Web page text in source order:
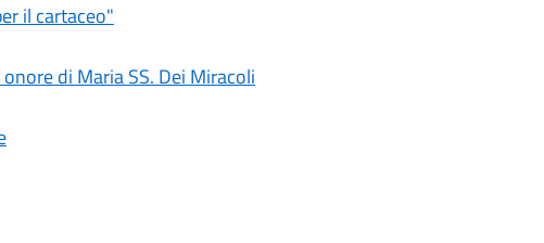
il cartaceo"
di Maria SS. Dei Miracoli